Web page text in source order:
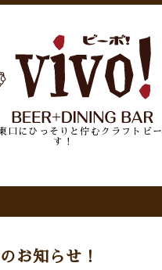
口にひっそりと佇むクラフトビ
す！
お知らせ！